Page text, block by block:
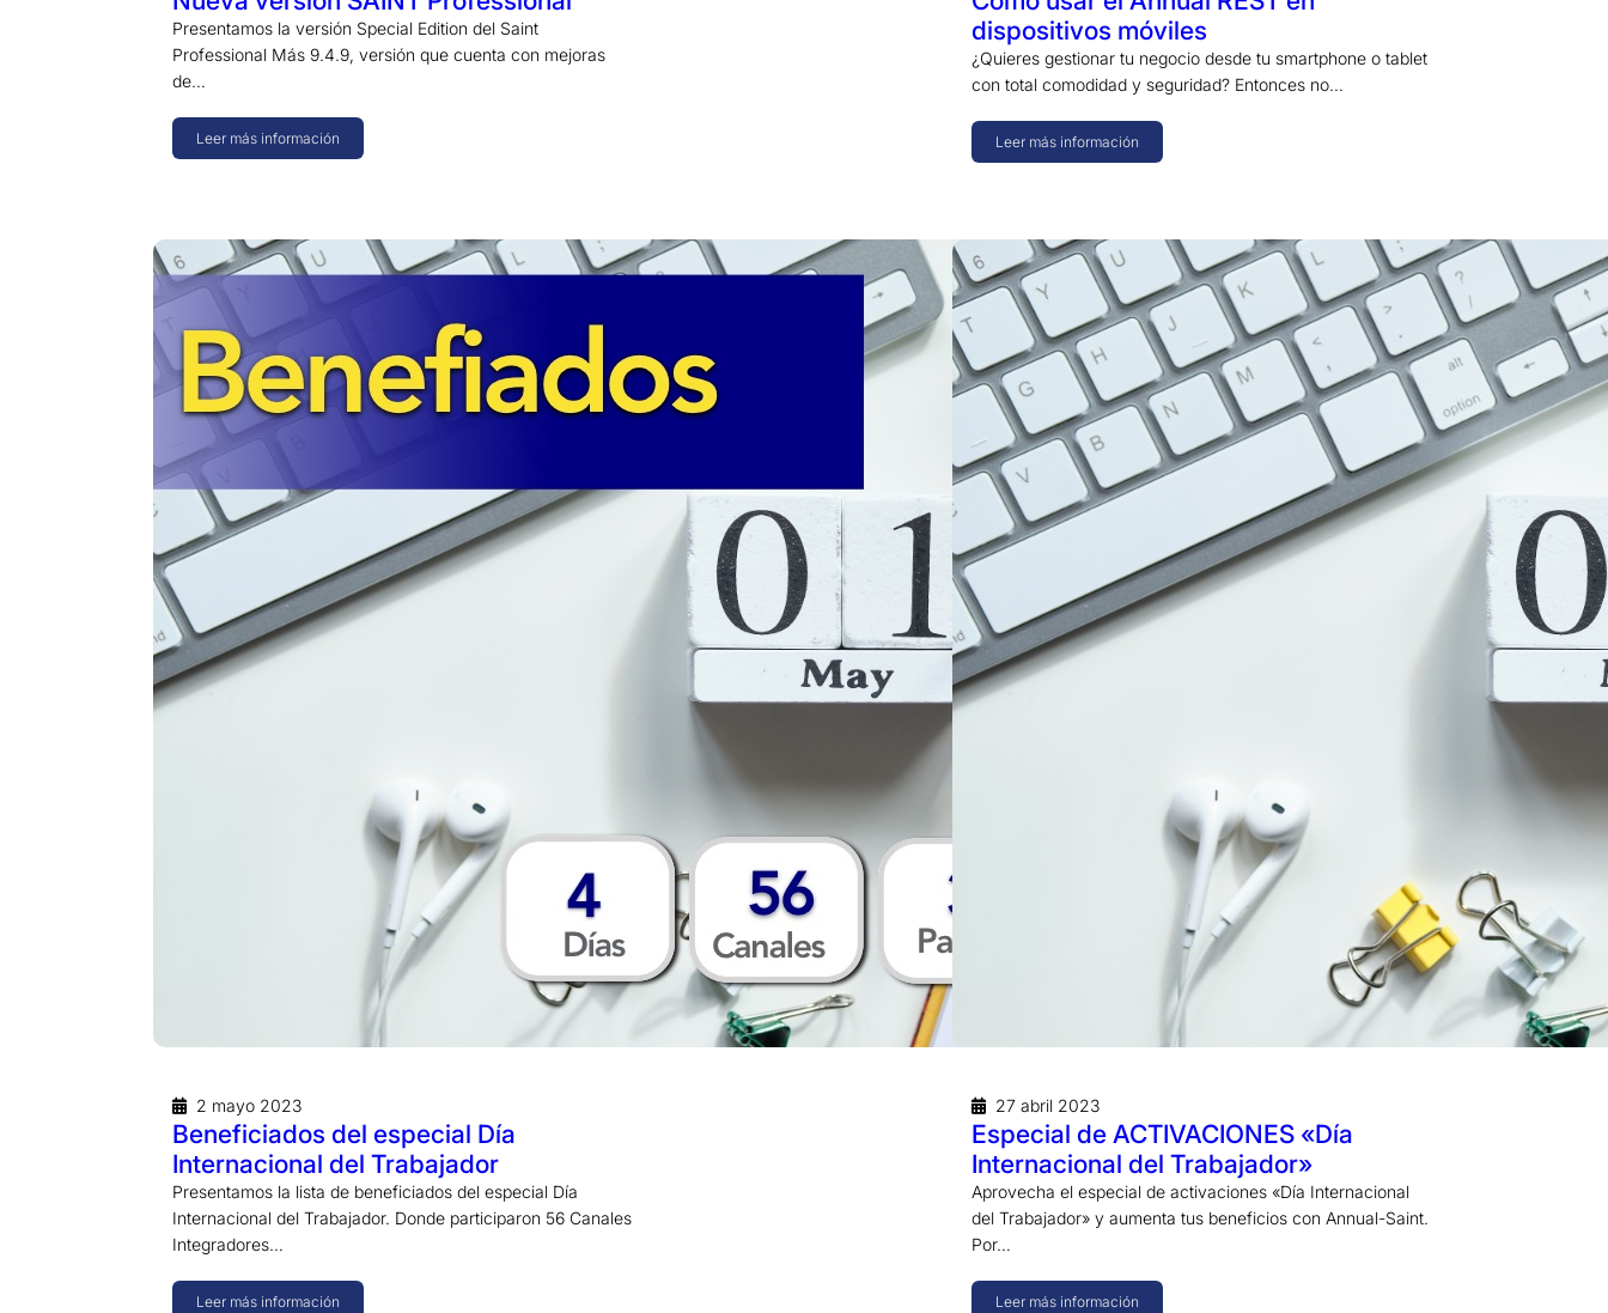
Presentamos la versión Special Edition del Saint
Professional Más 9.4.9, versión que cuenta con mejoras
de…
Leer más información
dispositivos móviles
¿Quieres gestionar tu negocio desde tu smartphone o tablet
con total comodidad y seguridad? Entonces no…
Leer más información
2 mayo 2023
Beneficiados del especial Día
Internacional del Trabajador
Presentamos la lista de beneficiados del especial Día
Internacional del Trabajador. Donde participaron 56 Canales
Integradores…
Leer más información
27 abril 2023
Especial de ACTIVACIONES «Día
Internacional del Trabajador»
Aprovecha el especial de activaciones «Día Internacional
del Trabajador» y aumenta tus beneficios con Annual-Saint.
Por…
Leer más información